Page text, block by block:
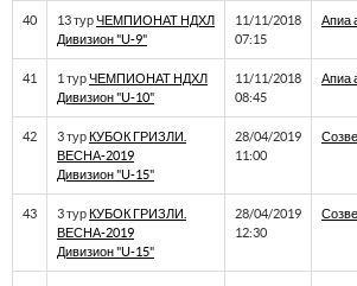
40 13 турЧЕМПИОНАТ НДХЛ
Дивизион "U-9"
11/11/2018
07:15
Апиа
41 1 турЧЕМПИОНАТ НДХЛ
Дивизион "U-10"
11/11/2018
08:45
Апиа
42 3 турКУБОК ГРИЗЛИ.
ВЕСНА-2019
Дивизион "U-15"
28/04/2019
11:00
43 3 турКУБОК ГРИЗЛИ.
ВЕСНА-2019
Дивизион "U-15"
28/04/2019
12:30